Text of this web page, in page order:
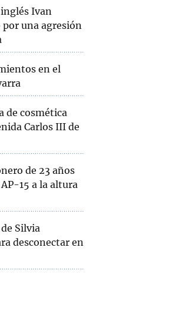
Ivan
una agresión
en el
de cosmética
Carlos III de
de 23 años
15 a la altura
Silvia
desconectar en